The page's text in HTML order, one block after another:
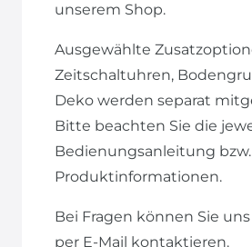
unserem Shop.
Ausgewählte
Zeitschaltuhren,
Deko werden separat
Bitte beachten Sie die
Bedienungsanleitung bzw.
Produktinformationen.
Bei Fragen können Sie
per E-Mail kontaktieren.